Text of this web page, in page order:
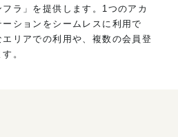
ラ」を提供します。1つのアカ
ションをシームレスに利用で
リアでの利用や、複数の会員登
。